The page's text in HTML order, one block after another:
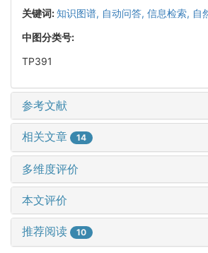
关键词:知识图谱, 自动问答, 信息检索, 自
中图分类号:
TP391
参考文献
相关文章 14
多维度评价
本文评价
推荐阅读 10